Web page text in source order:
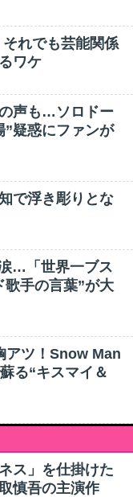
れでも芸能関係
ワケ
の声も…ソロドー
”疑惑にファンが
で浮き彫りとな
…「世界一ブス
歌手の言葉”が大
アツ！Snow Man
る“キスマイ＆
ス」を仕掛けた
慎吾の主演作